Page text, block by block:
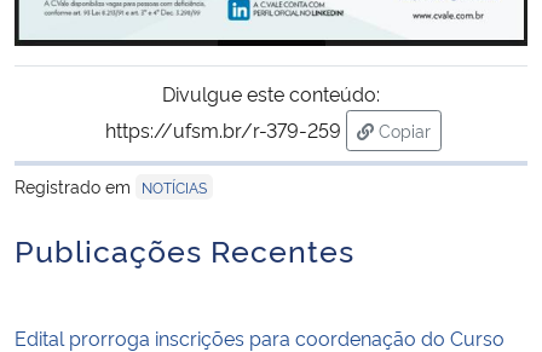
Planalto
Divulgue este conteúdo:
https://ufsm.br/r-379-259
Copiar
para área de
Registrado em
NOTÍCIAS
Publicações Recentes
Edital prorroga inscrições para coordenação do Curso